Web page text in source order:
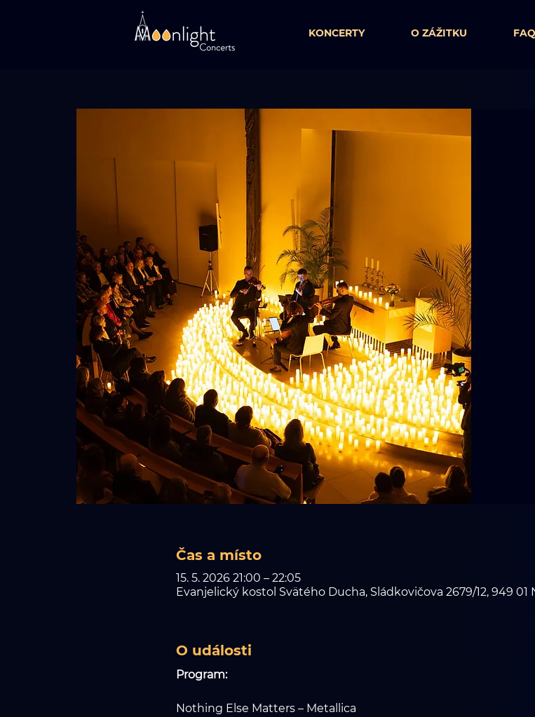
KONCERTY O ZÁŽITKU FAQ
Čas a místo
15. 5. 2026 21:00 – 22:05
Evanjelický kostol Svätého Ducha, Sládkovičova 2679/12, 949 01
O události
Program:
Nothing Else Matters – Metallica